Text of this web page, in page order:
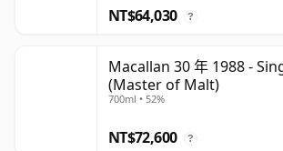
NT$64,030 ?
Macallan 30 年 1988 -
(Master of Malt)
700ml • 52%
NT$72,600 ?